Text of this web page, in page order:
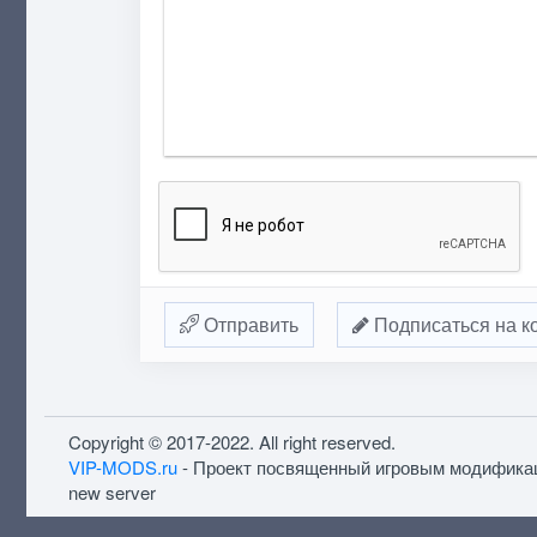
Отправить Подписаться на
Copyright © 2017-2022. All right reserved.
VIP-MODS.ru- Проект посвященный игровым
new server